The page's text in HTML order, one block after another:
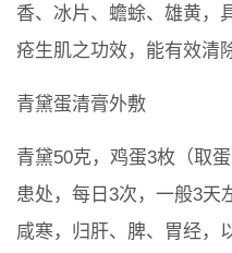
香、冰片、蟾蜍、雄黄，
疮生肌之功效，能有效清
青黛蛋清膏外敷
青黛50克，鸡蛋3枚（取
患处，每日3次，一般3天
咸寒，归肝、脾、胃经，